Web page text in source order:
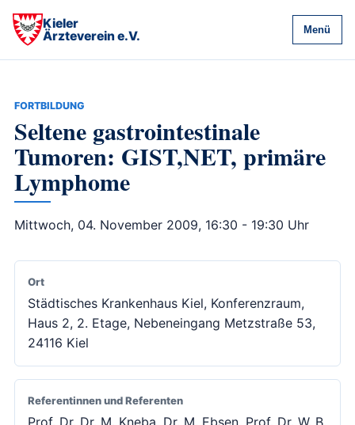
Kieler
Ärzteverein e.V.
Menü
FORTBILDUNG
Seltene gastrointestinale
Tumoren: GIST,NET, primäre
Lymphome
Mittwoch, 04. November 2009, 16:30 - 19:30 Uhr
Ort
Städtisches Krankenhaus Kiel, Konferenzraum,
Haus 2, 2. Etage, Nebeneingang Metzstraße 53,
24116 Kiel
Referentinnen und Referenten